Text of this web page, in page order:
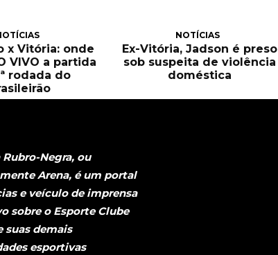
x Vitória: onde
VIVO a partida
rodada do
NOTÍCIAS
Ex-Vitória, Jadson é preso
sob suspeita de violência
doméstica
Rubro-Negra, ou
Arena, é um portal
e veículo de imprensa
sobre o Esporte Clube
suas demais
esportivas